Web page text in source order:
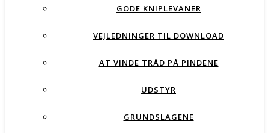
GODE KNIPLEVANER
VEJLEDNINGER TIL DOWNLOAD
AT VINDE TRÅD PÅ PINDENE
UDSTYR
GRUNDSLAGENE